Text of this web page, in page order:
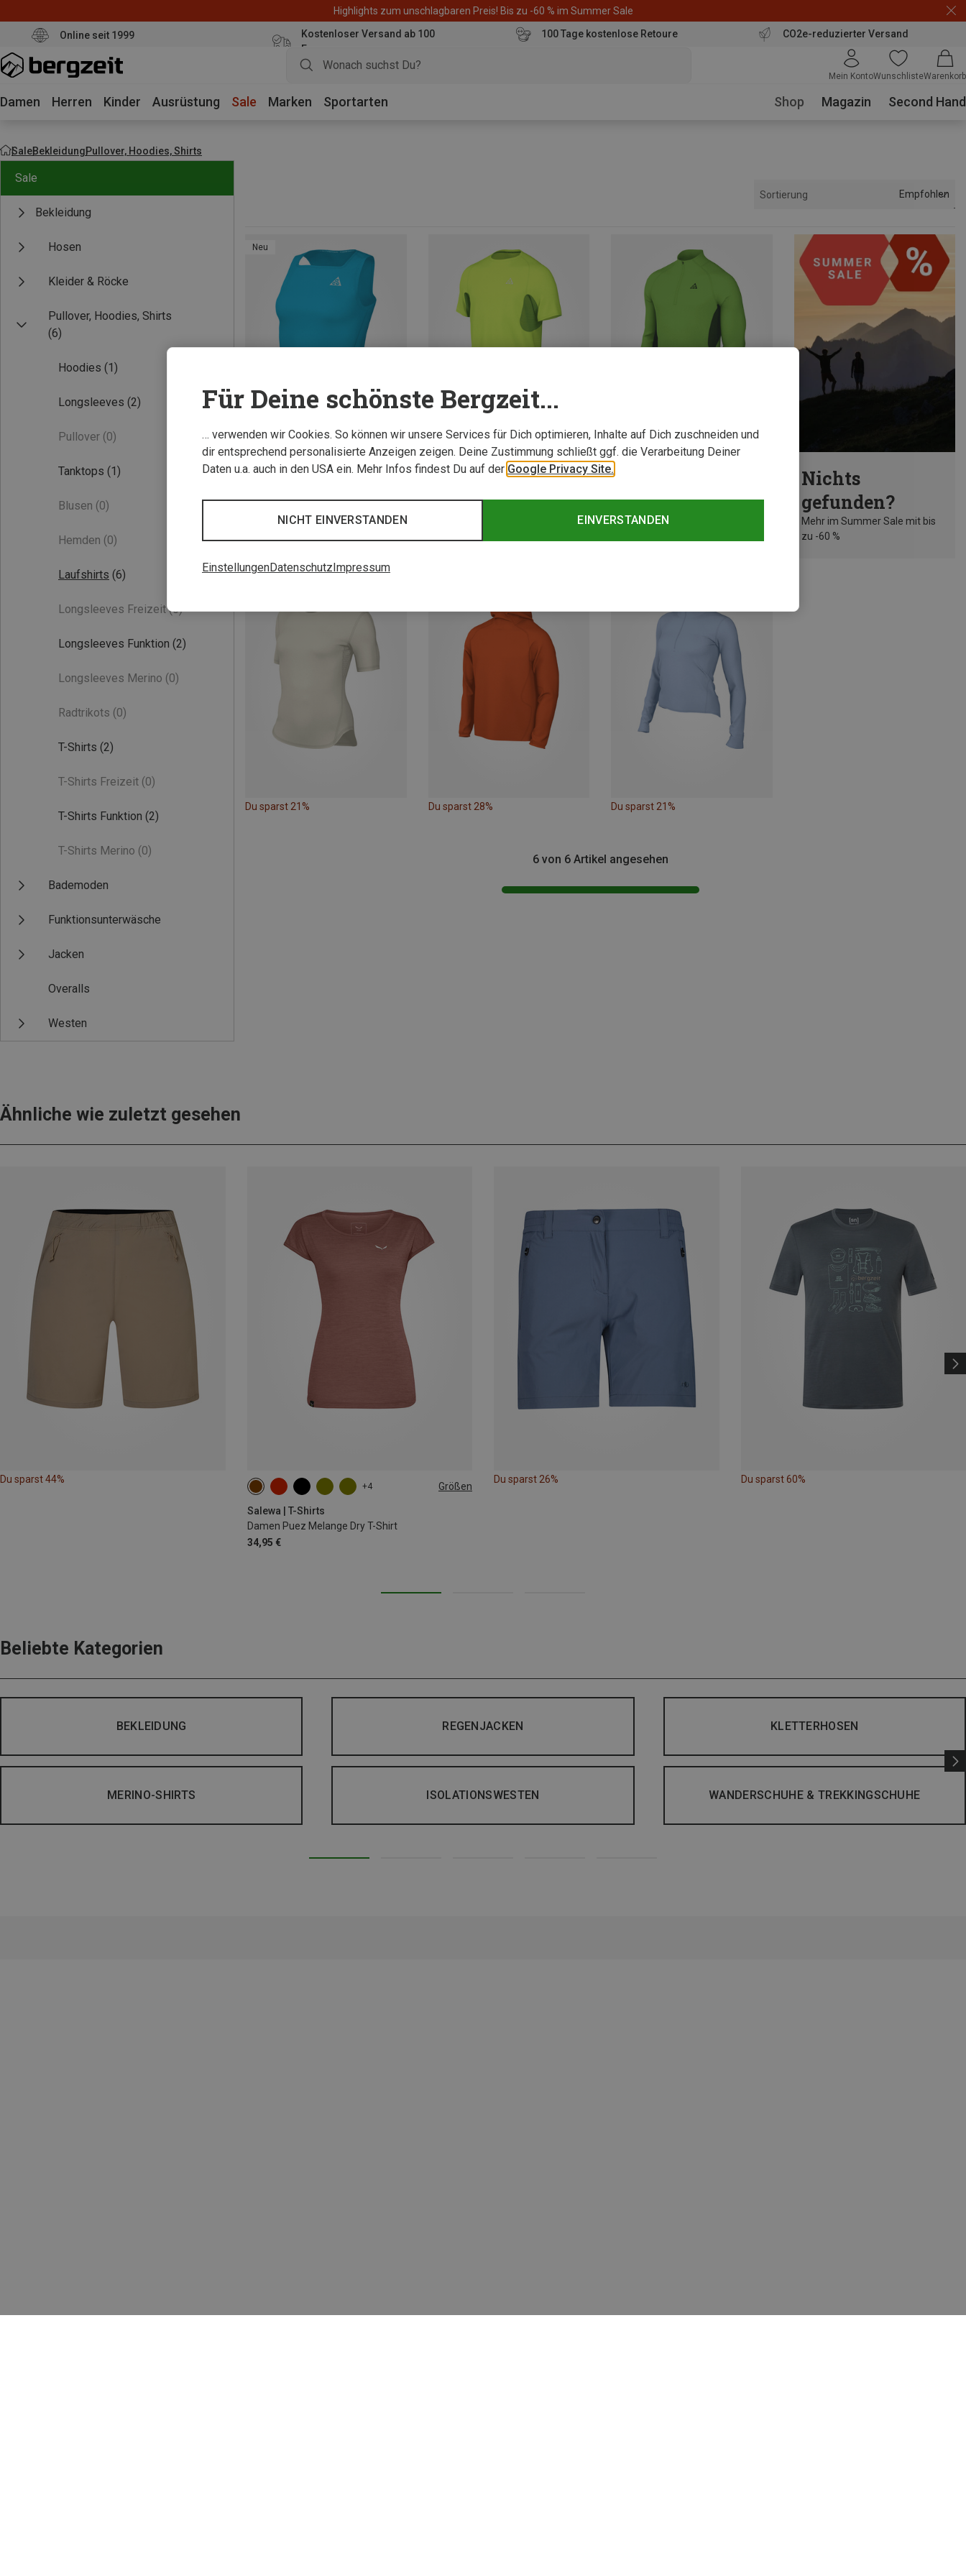
Highlights zum unschlagbaren Preis! Bis zu -60 % im Summer Sale
Online seit 1999
Kostenloser Versand ab 100
Euro
100 Tage kostenlose Retoure CO2e-reduzierter Versand
Mein KontoWunschlisteWarenkorb
Damen Herren Kinder Ausrüstung Sale Marken Sportarten Shop Magazin Second Hand
SaleBekleidungPullover, Hoodies, Shirts
Sale
Bekleidung
Hosen
Kleider & Röcke
Pullover, Hoodies, Shirts
(6)
Hoodies (1)
Longsleeves (2)
Pullover (0)
Tanktops (1)
Blusen (0)
Hemden (0)
Laufshirts (6)
Longsleeves Freizeit (0)
Longsleeves Funktion (2)
Longsleeves Merino (0)
Radtrikots (0)
T-Shirts (2)
T-Shirts Freizeit (0)
T-Shirts Funktion (2)
T-Shirts Merino (0)
Bademoden
Funktionsunterwäsche
Jacken
Overalls
Westen
Sortierung Empfohlen
Neu
Du sparst 27% Du sparst 21% Du sparst 21%
Nichts
gefunden?
Mehr im Summer Sale mit bis
zu -60 %
Du sparst 21% Du sparst 28% Du sparst 21%
6 von 6 Artikel angesehen
Ähnliche wie zuletzt gesehen
Du sparst 44%
+4 Größen
Salewa | T-Shirts
Damen Puez Melange Dry T-Shirt
34,95 €
XS S M XL
Du sparst 26% Du sparst 60%
Beliebte Kategorien
BEKLEIDUNG REGENJACKEN KLETTERHOSEN
MERINO-SHIRTS ISOLATIONSWESTEN WANDERSCHUHE & TREKKINGSCHUHE
Für Deine schönste Bergzeit...
… verwenden wir Cookies. So können wir unsere Services für Dich optimieren, Inhalte auf Dich zuschneiden und
dir entsprechend personalisierte Anzeigen zeigen. Deine Zustimmung schließt ggf. die Verarbeitung Deiner
Daten u.a. auch in den USA ein. Mehr Infos findest Du auf der Google Privacy Site.
EINVERSTANDEN
NICHT EINVERSTANDEN
EinstellungenDatenschutzImpressum